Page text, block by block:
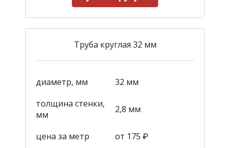
Труба круглая 32 мм
диаметр, мм
32 мм
толщина стенки,
мм
2,8 мм
цена за метр от 175 ₽